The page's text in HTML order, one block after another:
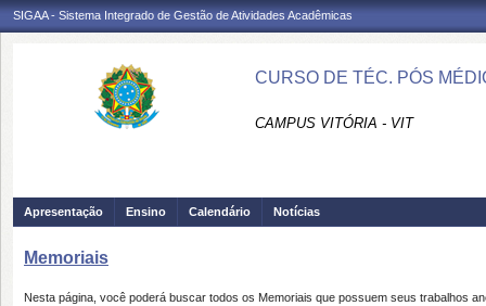
SIGAA - Sistema Integrado de Gestão de Atividades Acadêmicas
CURSO DE TÉC. PÓS
CAMPUS VITÓRIA - VIT
Apresentação Ensino Calendário Notícias
Memoriais
Nesta página, você poderá buscar todos os Memoriais que possuem seus trabalhos